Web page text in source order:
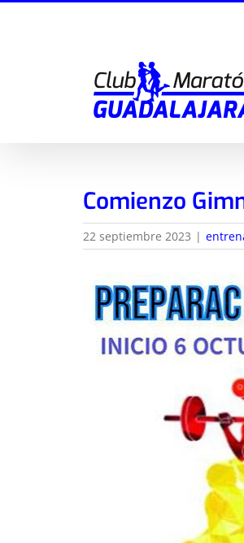
Comienzo
22 septiembre 2023 |
Ver
imagen
más
grande